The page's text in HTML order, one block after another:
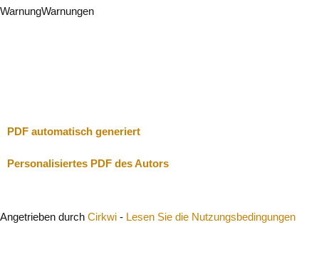
WarnungWarnungen
PDF automatisch generiert
Personalisiertes PDF des Autors
Angetrieben durch Cirkwi - Lesen Sie die Nutzungsbedingungen